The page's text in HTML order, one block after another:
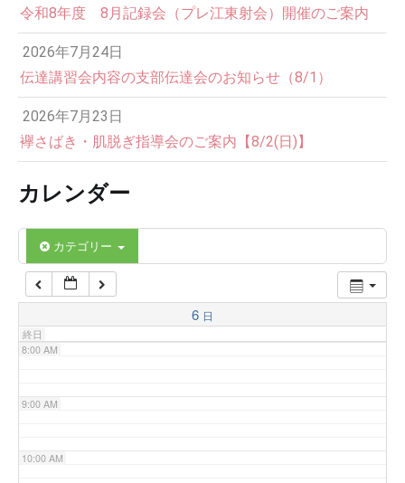
令和8年度 8月記録会（プレ江東射会）開催のご案内
2026年7月24日
伝達講習会内容の支部伝達会のお知らせ（8/1）
2026年7月23日
襷さばき・肌脱ぎ指導会のご案内【8/2(日)】
カレンダー
カテゴリー
6 日
終日
2:00 AM
3:00 AM
4:00 AM
5:00 AM
6:00 AM
7:00 AM
8:00 AM
9:00 AM
10:00 AM